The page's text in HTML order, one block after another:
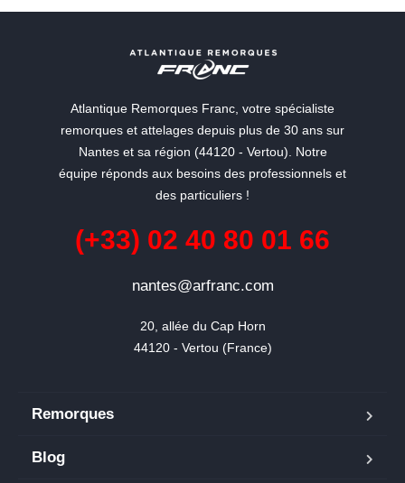
Atlantique Remorques Franc, votre spécialiste
remorques et attelages depuis plus de 30 ans sur
Nantes et sa région (44120 - Vertou). Notre
équipe réponds aux besoins des professionnels et
des particuliers !
(+33) 02 40 80 01 66
nantes@arfranc.com
20, allée du Cap Horn
44120 - Vertou (France)
Remorques
Blog